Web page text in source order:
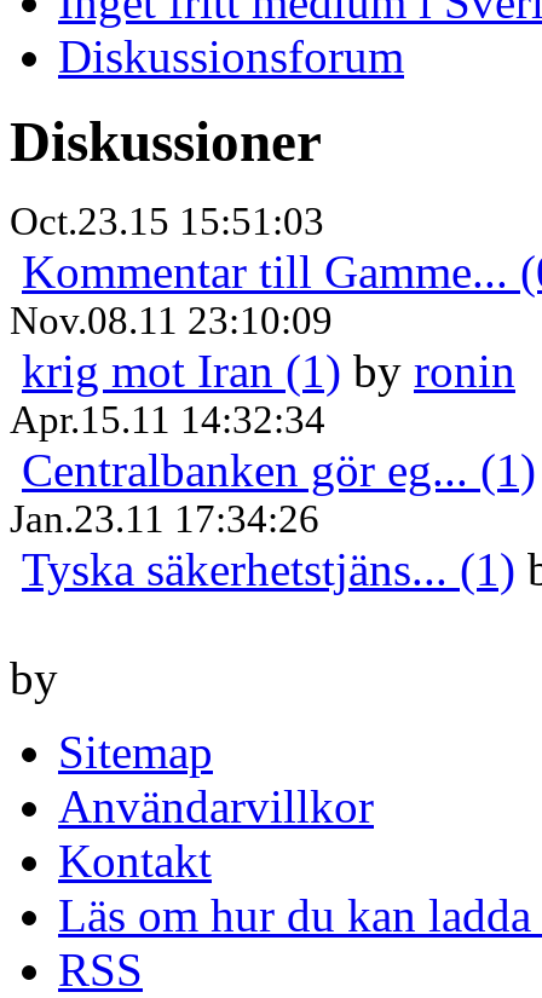
Diskussionsforum
Diskussioner
Oct.23.15 15:51:03
Kommentar till Gamme...
Nov.08.11 23:10:09
krig mot Iran (1) by ronin
Apr.15.11 14:32:34
Centralbanken gör eg... (1)
Jan.23.11 17:34:26
Tyska säkerhetstjäns... (1)
by
Sitemap
Användarvillkor
Kontakt
Läs om hur du kan
RSS